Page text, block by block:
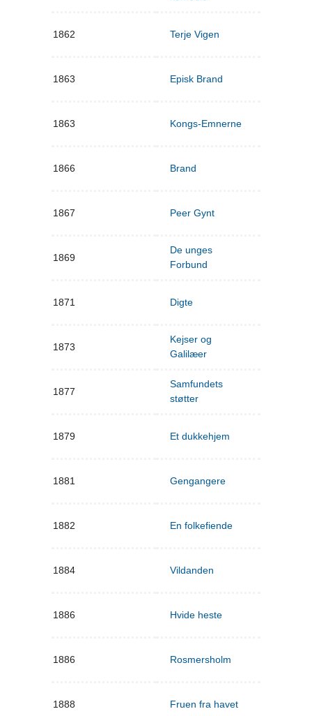
1862 Terje Vigen
1863 Episk Brand
1863 Kongs-Emnerne
1866 Brand
1867 Peer Gynt
1869
De unges
Forbund
1871 Digte
1873
Kejser og
Galilæer
1877
Samfundets
støtter
1879 Et dukkehjem
1881 Gengangere
1882 En folkefiende
1884 Vildanden
1886 Hvide heste
1886 Rosmersholm
1888 Fruen fra havet